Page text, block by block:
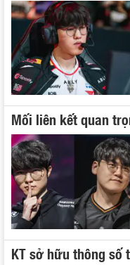
Mối liên kết quan
KT sở hữu thông số